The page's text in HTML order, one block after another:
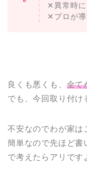
✕異常時
✕プロが導
良くも悪くも、 全て
でも、今回取り付け
不安なのでわが家は
簡単なので先ほど書
で考えたらアリです